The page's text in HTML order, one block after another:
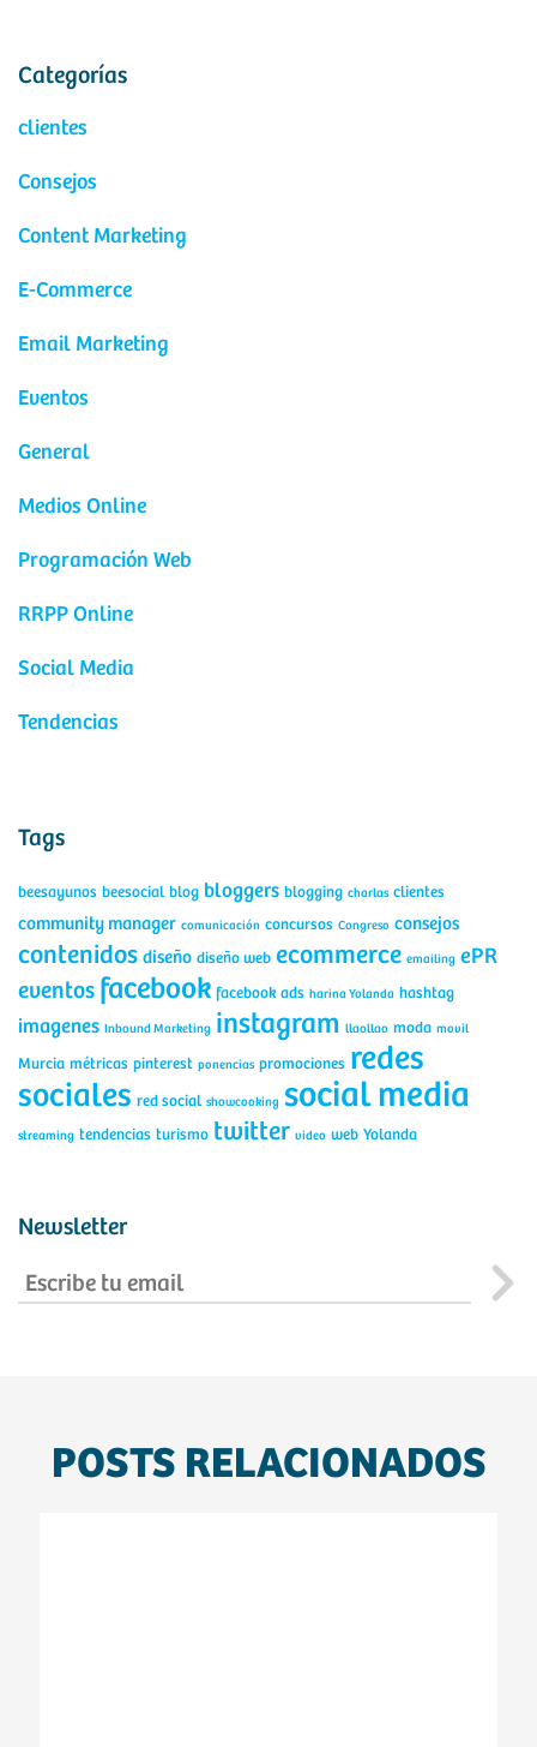
Categorías
clientes
Consejos
Content Marketing
E-Commerce
Email Marketing
Eventos
General
Medios Online
Programación Web
RRPP Online
Social Media
Tendencias
Tags
beesayunos beesocial blog bloggers blogging charlas clientes
community manager comunicación concursos Congreso consejos
contenidos diseño diseño web ecommerce emailing ePR
eventos facebook facebook ads harina Yolanda hashtag
imagenes Inbound Marketing instagram llaollao moda movil
Murcia métricas pinterest ponencias promociones redes
sociales red social showcooking social media
streaming tendencias turismo twitter video web Yolanda
Newsletter
POSTS RELACIONADOS